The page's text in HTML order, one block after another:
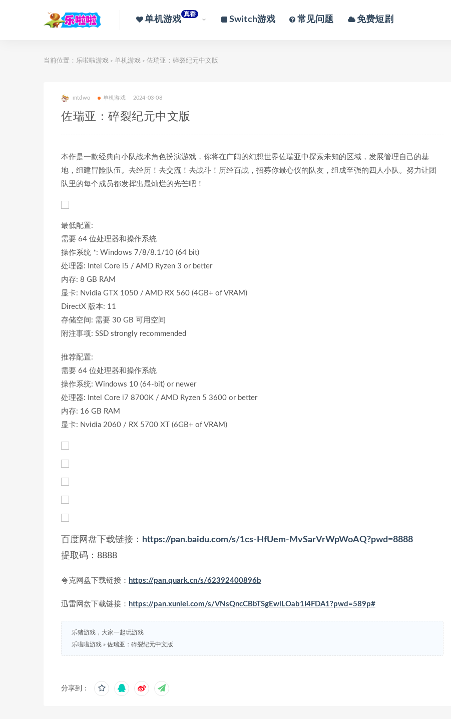
单机游戏
真香
Switch游戏 常见问题 免费短剧
当前位置： 乐啦啦游戏 > 单机游戏 > 佐瑞亚：碎裂纪元中文版
mtdwo 单机游戏 2024-03-08
佐瑞亚：碎裂纪元中文版
本作是一款经典向小队战术角色扮演游戏，你将在广阔的幻想世界佐瑞亚中探索未知的区域，发展管理自己的基
地，组建冒险队伍。去经历！去交流！去战斗！历经百战，招募你最心仪的队友，组成至强的四人小队。努力让团
队里的每个成员都发挥出最灿烂的光芒吧！
最低配置:
需要 64 位处理器和操作系统
操作系统 *: Windows 7/8/8.1/10 (64 bit)
处理器: Intel Core i5 / AMD Ryzen 3 or better
内存: 8 GB RAM
显卡: Nvidia GTX 1050 / AMD RX 560 (4GB+ of VRAM)
DirectX 版本: 11
存储空间: 需要 30 GB 可用空间
附注事项: SSD strongly recommended
推荐配置:
需要 64 位处理器和操作系统
操作系统: Windows 10 (64-bit) or newer
处理器: Intel Core i7 8700K / AMD Ryzen 5 3600 or better
内存: 16 GB RAM
显卡: Nvidia 2060 / RX 5700 XT (6GB+ of VRAM)
百度网盘下载链接：
https://pan.baidu.com/s/1cs-HfUem-MvSarVrWpWoAQ?pwd=8888
提取码：8888
夸克网盘下载链接： https://pan.quark.cn/s/62392400896b
迅雷网盘下载链接： https://pan.xunlei.com/s/VNsQncCBbTSgEwlLOab1I4FDA1?pwd=589p#
乐猪游戏，大家一起玩游戏
乐啦啦游戏 » 佐瑞亚：碎裂纪元中文版
分享到：